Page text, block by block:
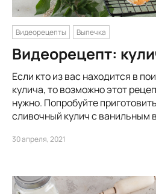
Видеорецепты Выпечка
Видеорецепт:
Если кто из вас находится в
кулича, то возможно этот
нужно. Попробуйте
сливочный кулич с ванильным
30 апреля, 2021